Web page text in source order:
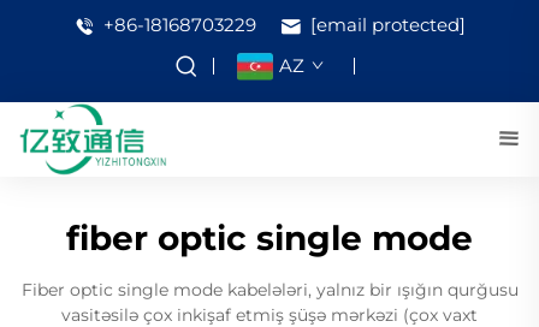
+86-18168703229
[email protected]
AZ
fiber optic single mode
Fiber optic single mode kabelələri, yalnız bir ışığın qurğusu
vasitəsilə çox inkişaf etmiş şüşə mərkəzi (çox vaxt